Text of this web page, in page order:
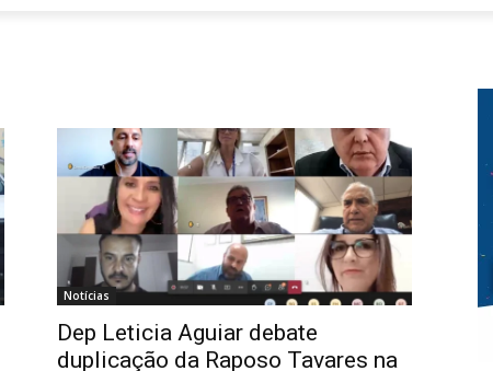
Notícias
Dep Leticia Aguiar debate
duplicação da Raposo Tavares na